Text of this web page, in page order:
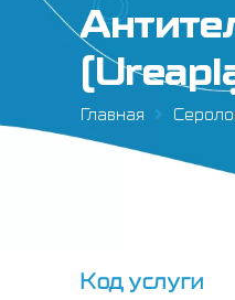
Главная
Код услуги